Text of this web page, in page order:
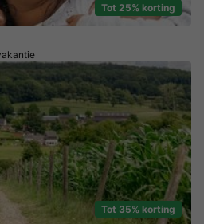
Tot 25% korting
Tot 35% korting